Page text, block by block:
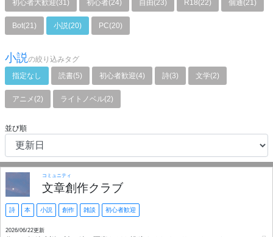
初心者大歓迎(31) 初心者(24) 自由(23) R18(22) 個通(21)
Bot(21) 小説(20) PC(20)
小説の絞り込みタグ
指定なし
読書(5) 初心者歓迎(4) 詩(3) 文学(2)
アニメ(2) ライトノベル(2)
並び順
コミュニティ
文章創作クラブ
詩 本 小説 創作 雑談 初心者歓迎
2026/06/22更新